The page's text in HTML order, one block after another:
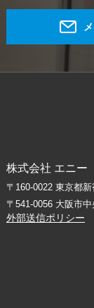
株式会社 エニー
〒160-0022 東京都
〒541-0056 大阪市
外部送信ポリシー